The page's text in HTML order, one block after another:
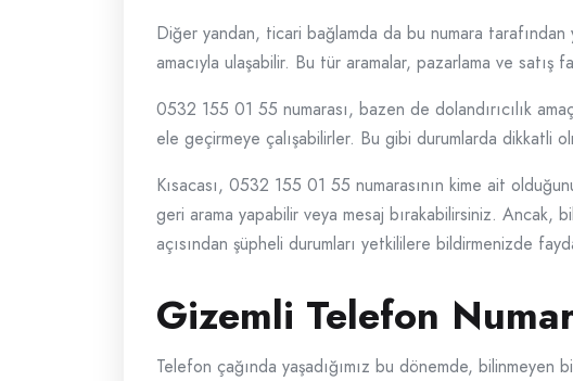
Diğer yandan, ticari bağlamda da bu numara tarafından
amacıyla ulaşabilir. Bu tür aramalar, pazarlama ve
0532 155 01 55 numarası, bazen de dolandırıcılık
ele geçirmeye çalışabilirler. Bu gibi durumlarda dikkatli
Kısacası, 0532 155 01 55 numarasının kime ait
geri arama yapabilir veya mesaj bırakabilirsiniz. Ancak,
açısından şüpheli durumları yetkililere bildirmenizde
Gizemli Telefon
Telefon çağında yaşadığımız bu dönemde, bilinmeyen